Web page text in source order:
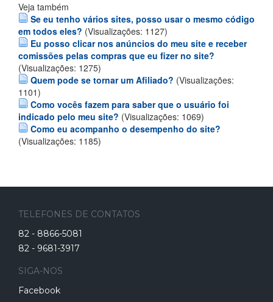
Veja também
Se eu tenho vários sites, posso usar o mesmo código
em todos eles? (Visualizações: 1127)
Eu posso clicar nos anúncios do meu site e receber
comissões pelas compras que eu fizer no site?
(Visualizações: 1275)
Quem pode se tornar um Afiliado? (Visualizações:
1101)
Como vocês fazem para saber que o usuário foi
indicado pelo meu site? (Visualizações: 1069)
Como eu acompanho o desempenho do site?
(Visualizações: 1185)
TELEFONES DE CONTATOS
82 - 8866-5081
82 - 9681-3917
SIGA-NOS
Facebook